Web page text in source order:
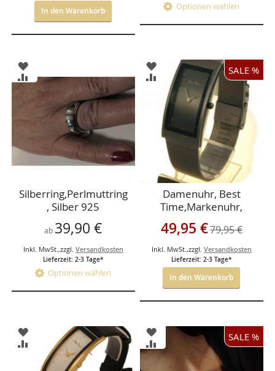
In den Warenkorb Optionen wählen
ZUR
WUNSCHLISTE
HINZUFÜGEN
ZUR
VERGLEICHSLISTE
HINZUFÜGEN
Silberring,Perlmuttring
, Silber 925
ab 39,90 €
Inkl. MwSt. ,zzgl. Versandkosten
Lieferzeit: 2-3 Tage*
Optionen wählen
SALE %
ZUR
WUNSCHLISTE
HINZUFÜGEN
ZUR
VERGLEICHSLISTE
HINZUFÜGEN
Damenuhr, Best
Time,Markenuhr,
Metallarmband,Marke
nuhr
Sonderangebot
49,95 €79,95 €
Inkl. MwSt. ,zzgl. Versandkosten
Lieferzeit: 2-3 Tage*
In den Warenkorb
ZUR
WUNSCHLISTE
HINZUFÜGEN
ZUR
VERGLEICHSLISTE
HINZUFÜGEN
SALE %
ZUR
WUNSCHLISTE
HINZUFÜGEN
ZUR
VERGLEICHSLISTE
HINZUFÜGEN